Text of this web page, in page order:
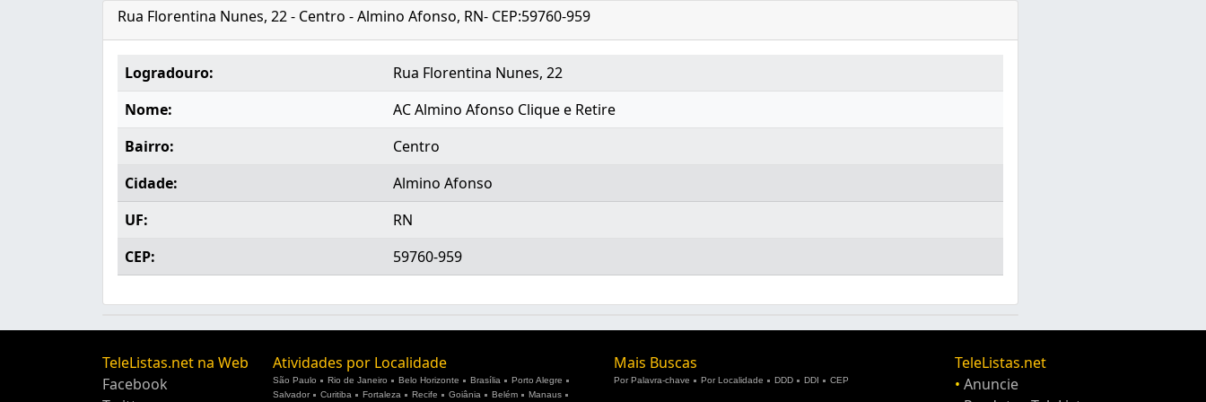
Rua Florentina Nunes, 22 - Centro - Almino Afonso, RN- CEP:59760-959
Logradouro:
Rua Florentina Nunes, 22
Nome:
AC Almino Afonso Clique e Retire
Bairro:
Centro
Cidade:
Almino Afonso
UF:
RN
CEP:
59760-959
TeleListas.net na Web
Facebook
Atividades por Localidade
São Paulo Rio de Janeiro Belo Horizonte Brasília
Porto Alegre
Salvador
Curitiba Fortaleza Recife Goiânia Belém Manaus
Mais Buscas
Por Palavra-chave Por Localidade DDD DDI CEP
TeleListas.net
• Anuncie